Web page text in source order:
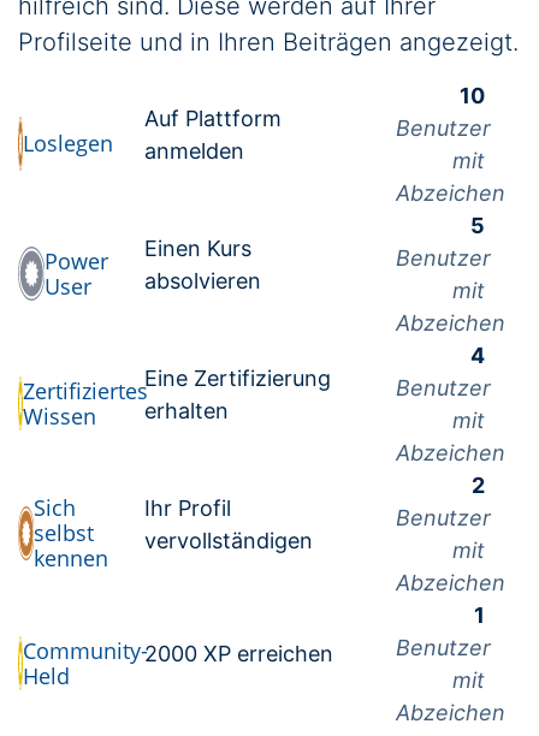
Profilseite und in Ihren Beiträgen angezeigt.
Loslegen
Auf Plattform
anmelden
10
Benutzer
mit
Abzeichen
Power
User
Einen Kurs
absolvieren
5
Benutzer
mit
Abzeichen
Zertifiziertes
Wissen
Eine Zertifizierung
erhalten
4
Benutzer
mit
Abzeichen
Sich
selbst
kennen
Ihr Profil
vervollständigen
2
Benutzer
mit
Abzeichen
Community-
Held
2000 XP erreichen
1
Benutzer
mit
Abzeichen